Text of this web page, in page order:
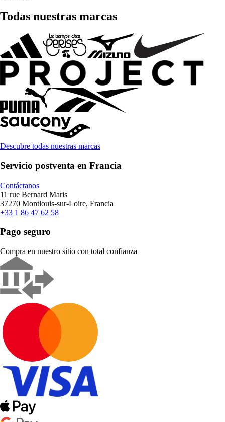
Todas nuestras marcas
Descubre todas nuestras marcas
Servicio postventa en Francia
Contáctanos
11 rue Bernard Maris
37270 Montlouis-sur-Loire, Francia
+33 1 86 47 62 58
Pago seguro
Compra en nuestro sitio con total confianza